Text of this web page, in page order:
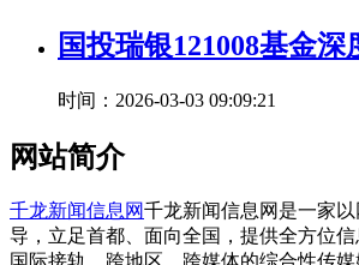
国投瑞银121008基金
时间：2026-03-03 09:09:21
网站简介
千龙新闻信息网千龙新闻信息网是一家
导，立足首都、面向全国，提供全方位